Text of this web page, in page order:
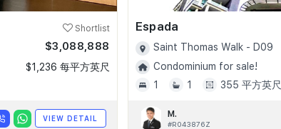
Shortlist
$3,088,888
$1,236 每平方英尺
VIEW DETAIL
Espada
Saint Thomas Walk - D09
Condominium for sale!
1
1 355 平方英尺
M.
#R043876Z